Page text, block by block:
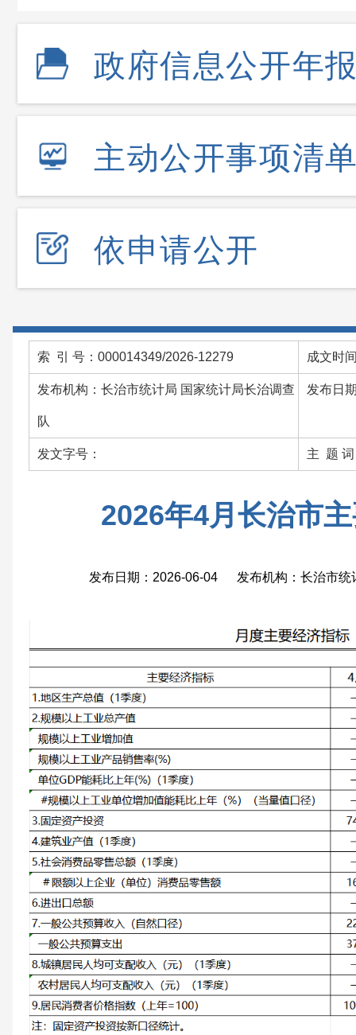
政府信息公开年
主动公开事项清
依申请公开
索 引 号：000014349/2026-12279 成文时
发布机构：长治市统计局 国家统计局长治调查
队
发布日
发文字号： 主 题 词
2026年4月长治市
发布日期：2026-06-04 发布机构：长治市统